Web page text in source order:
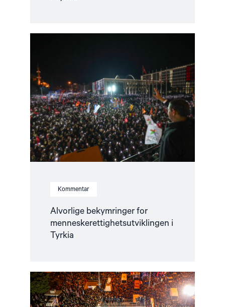
Kommentar
Alvorlige bekymringer for
menneskerettighetsutviklingen i
Tyrkia
bekymringer
for
menneskerettighetsutviklingen
i
Tyrkia"
Read
article
"Alvorlig
menneskerettighetssituasjon